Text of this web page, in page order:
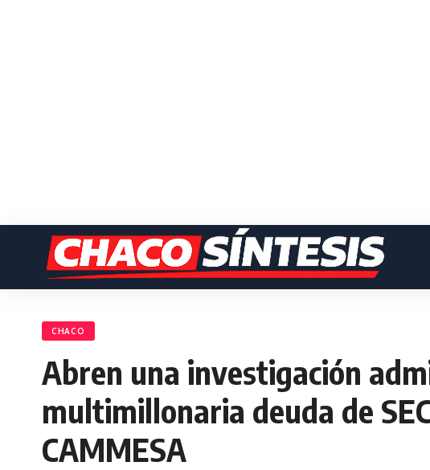
CHACO
Abren una investigación
multimillonaria deuda de
CAMMESA